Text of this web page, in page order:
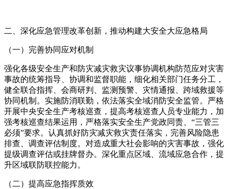
二、深化应急管理改革创新，推动构建大安全大应急格局
（一）完善协同应对机制
强化各级安全生产和防灾减灾救灾议事协调机构防范应对灾害
事故的统筹指导、协调和监督职能，细化相关部门任务分工，
健全联合指挥、会商研判、监测预警、灾情通报、跨域救援等
协同机制。实施防消联勤，依法落实全域消防安全监管。严格
开展中央安全生产考核巡查，提高考核巡查人员专业能力，加
强考核巡查结果运用，严格落实安全生产党政同责、“三管三
必须”要求。认真抓好防灾减灾救灾责任落实，完善风险隐患
排查、调查评估制度。对造成重大社会影响的灾害事故，强化
提级调查评估或挂牌督办。深化重点区域、流域应急合作，提
升区域联防联控能力。
（二）提高应急指挥质效